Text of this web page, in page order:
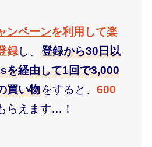
ンペーンを利用して楽
録し、登録から30日以
を経由して1回で3,000
買い物をすると、600
らえます…！